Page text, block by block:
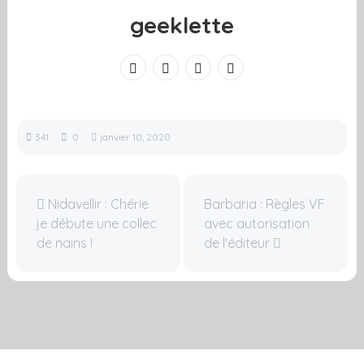
geeklette
341 0 janvier 10, 2020
Nidavellir : Chérie
je débute une collec
de nains !
Barbaria : Règles VF
avec autorisation
de l'éditeur